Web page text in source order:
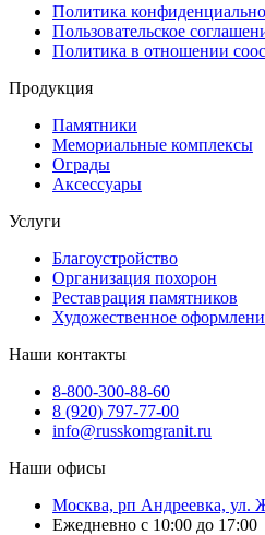
Политика
Пользовательское
Политика в отношении
Продукция
Памятники
Мемориальные комплексы
Ограды
Аксессуары
Услуги
Благоустройство
Организация похорон
Реставрация памятников
Художественное
Наши контакты
8-800-300-88-60
8 (920) 797-77-00
info@russkomgranit.ru
Наши офисы
Москва, рп Андреевка, ул.
Ежедневно с 10:00 до 17:00